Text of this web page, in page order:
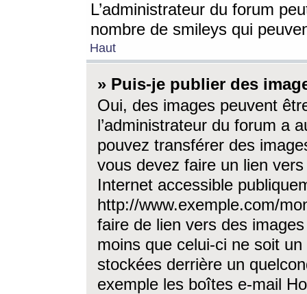
L’administrateur du forum
nombre de smileys qui
Haut
» Puis-je publier des
Oui, des images peuvent
l’administrateur du forum a
pouvez transférer des
vous devez faire un lien
Internet accessible
http://www.exemple.com/
faire de lien vers des
moins que celui-ci ne soit
stockées derrière un
exemple les boîtes e-mail